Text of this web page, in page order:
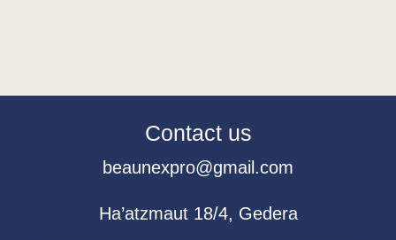
Contact us
beaunexpro@gmail.com
Ha’atzmaut 18/4, Gedera